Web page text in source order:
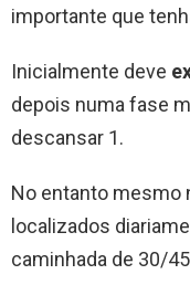
importante que
Inicialmente deve
depois numa fase
descansar 1.
No entanto mesmo
localizados
caminhada de 30/